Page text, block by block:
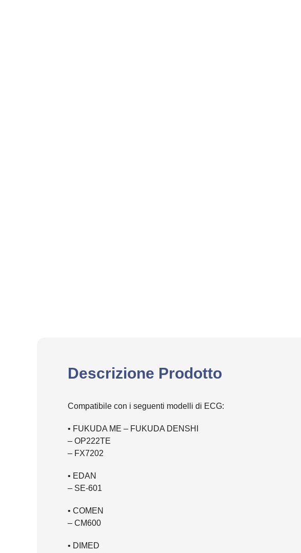
Descrizione Prodotto
Compatibile con i seguenti modelli di ECG:
• FUKUDA ME – FUKUDA DENSHI
– OP222TE
– FX7202
• EDAN
– SE-601
• COMEN
– CM600
• DIMED